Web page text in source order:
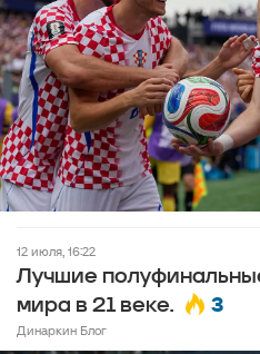
12 июля, 16:22
Лучшие
мира в 21 веке.
3
Динаркин Блог